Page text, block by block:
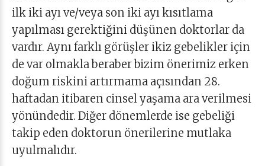
ilk iki ayı ve/veya son iki ayı kısıtlama
yapılması gerektiğini düşünen doktorlar da
vardır. Aynı farklı görüşler ikiz gebelikler için
de var olmakla beraber bizim önerimiz erken
doğum riskini artırmama açısından 28.
haftadan itibaren cinsel yaşama ara verilmesi
yönündedir. Diğer dönemlerde ise gebeliği
takip eden doktorun önerilerine mutlaka
uyulmalıdır.